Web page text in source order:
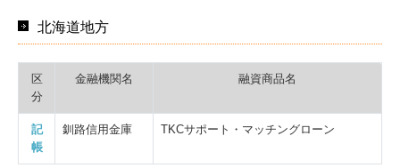
北海道地方
区
分
金融機関名 融資商品名
記
帳
釧路信用金庫 TKCサポート・マッチングローン